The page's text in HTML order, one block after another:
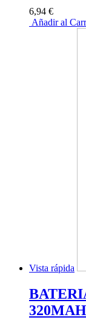
6,94 €
Añadir al
Vista rápida